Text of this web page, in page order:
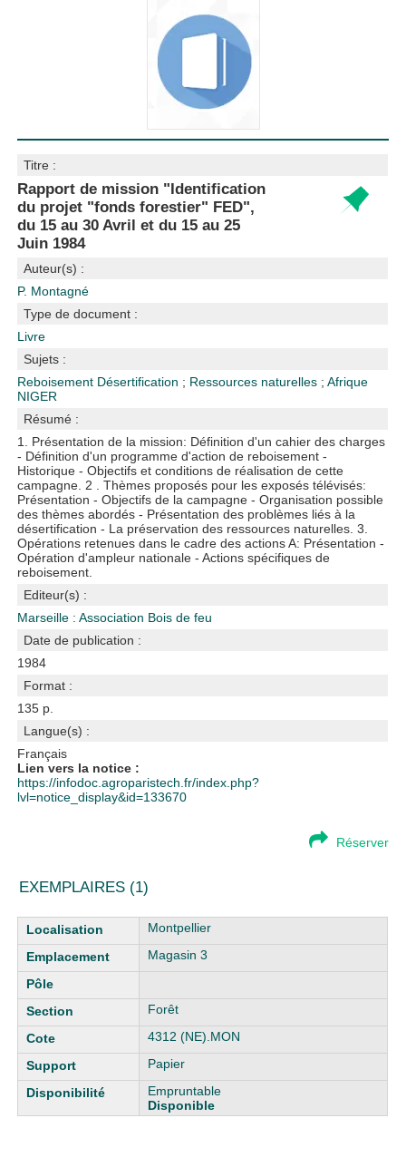
Titre :
Rapport de mission "Identification
du projet "fonds forestier" FED",
du 15 au 30 Avril et du 15 au 25
Juin 1984
Auteur(s) :
P. Montagné
Type de document :
Livre
Sujets :
Reboisement Désertification ; Ressources naturelles ;Afrique
NIGER
Résumé :
1. Présentation de la mission: Définition d'un cahier des charges
- Définition d'un programme d'action de reboisement -
Historique - Objectifs et conditions de réalisation de cette
campagne. 2 . Thèmes proposés pour les exposés télévisés:
Présentation - Objectifs de la campagne - Organisation possible
des thèmes abordés - Présentation des problèmes liés à la
désertification - La préservation des ressources naturelles. 3.
Opérations retenues dans le cadre des actions A: Présentation -
Opération d'ampleur nationale - Actions spécifiques de
reboisement.
Editeur(s) :
Marseille : Association Bois de feu
Date de publication :
1984
Format :
135 p.
Langue(s) :
Français
Lien vers la notice :
https://infodoc.agroparistech.fr/index.php?
lvl=notice_display&id=133670
Réserver
EXEMPLAIRES (1)
Liste des exemplaires
Montpellier
Magasin 3
Forêt
4312 (NE).MON
Papier
Empruntable
Disponible